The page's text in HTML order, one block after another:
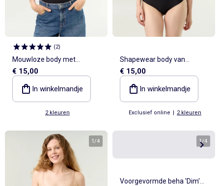
(2)
Mouwloze body met
schoudervullingen
€ 15,00
In winkelmandje
2 kleuren
Shapewear body van
microvezel
€ 15,00
In winkelmandje
Exclusief online | 2 kleuren
1/4 1/4
Voorgevormde beha 'Dim'